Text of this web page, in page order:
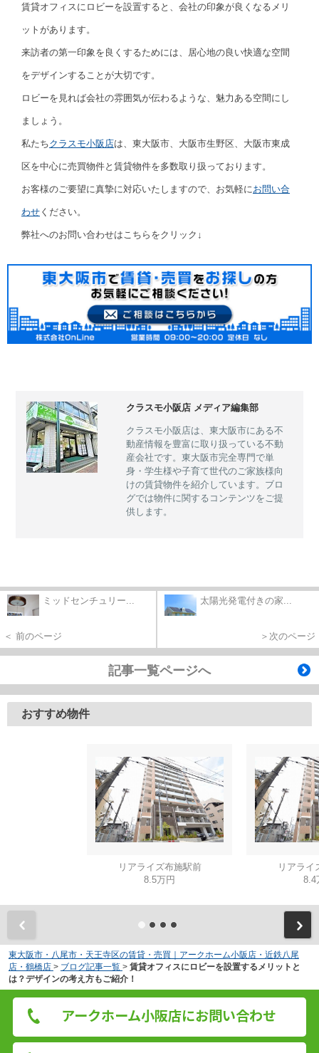
賃貸オフィスにロビーを設置すると、会社の印象が良くなるメリ
ットがあります。
来訪者の第一印象を良くするためには、居心地の良い快適な空間
をデザインすることが大切です。
ロビーを見れば会社の雰囲気が伝わるような、魅力ある空間にし
ましょう。
私たちクラスモ小阪店は、東大阪市、大阪市生野区、大阪市東成
区を中心に売買物件と賃貸物件を多数取り扱っております。
お客様のご要望に真摯に対応いたしますので、お気軽に お問い合
わせ ください。
弊社へのお問い合わせはこちらをクリック↓
クラスモ小阪店 メディア編集部
クラスモ小阪店は、東大阪市にある不
動産情報を豊富に取り扱っている不動
産会社です。東大阪市完全専門で単
身・学生様や子育て世代のご家族様向
けの賃貸物件を紹介しています。ブロ
グでは物件に関するコンテンツをご提
供します。
ミッドセンチュリー...
＜ 前のページ
太陽光発電付きの家...
＞次のページ
記事一覧ページへ
おすすめ物件
リアライズ布施駅前
8.5万円
リアライ
8.4
東大阪市・八尾市・天王寺区の賃貸・売買｜アークホーム小阪店・近鉄八尾
店・鶴橋店 > ブログ記事一覧 > 賃貸オフィスにロビーを設置するメリットと
は？デザインの考え方もご紹介！
アークホーム小阪店にお問い合わせ